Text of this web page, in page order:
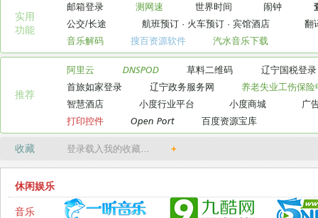
实用
功能
邮箱登录 测网速 世界时间 闹钟
公交/长途
航班预订· 火车预订· 宾馆酒店
翻
音乐解码
搜百资源软件 汽水音乐下载
推荐
阿里云 DNSPOD 草料二维码
辽宁国税登录
首旅如家登录
辽宁政务服务网
养老失业工伤保险
智慧酒店
小度行业平台 小度商城
广
打印控件
Open Port 百度资源宝库
收藏 登录载入我的收藏… +
休闲娱乐
音乐